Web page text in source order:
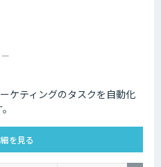
ケティングのタスクを自動化
を見る